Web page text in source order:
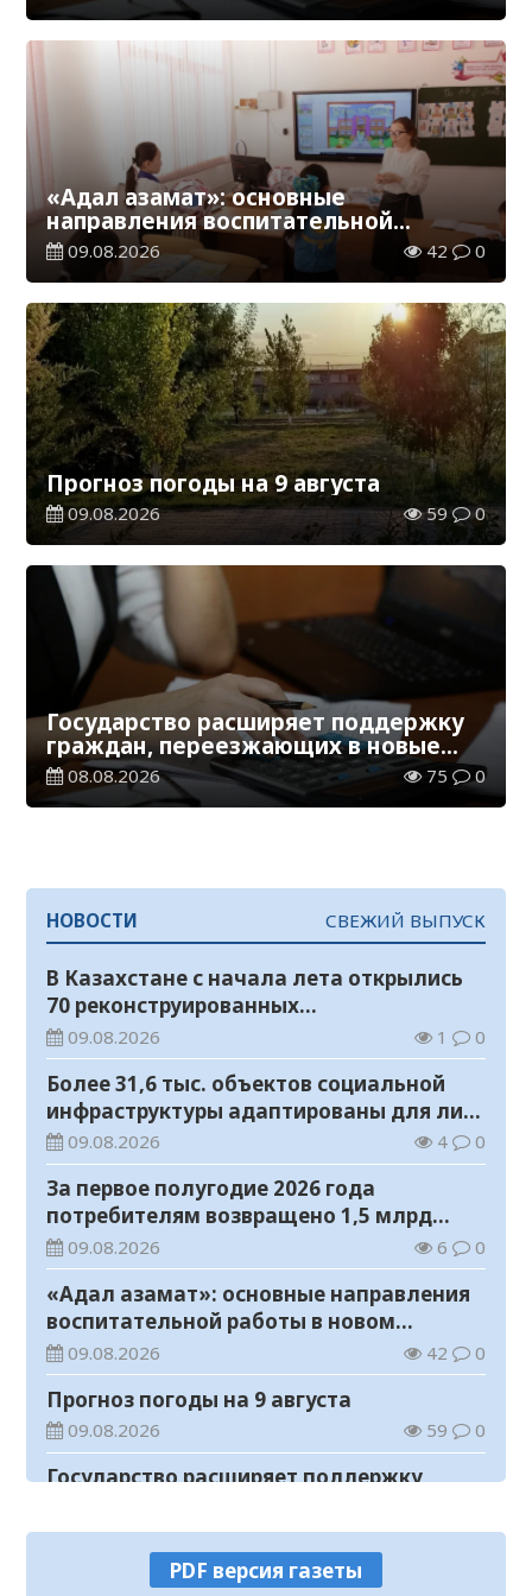
«Адал азамат»: основные
направления воспитательной
работы в новом учебном году
09.08.2026 42 0
Прогноз погоды на 9 августа
09.08.2026 59 0
Государство расширяет поддержку
граждан, переезжающих в новые
регионы для работы
08.08.2026 75 0
НОВОСТИ СВЕЖИЙ ВЫПУСК
В Казахстане с начала лета открылись
70 реконструированных
железнодорожных вокзалов
09.08.2026 1 0
Более 31,6 тыс. объектов социальной
инфраструктуры адаптированы для лиц
с инвалидностью
09.08.2026 4 0
За первое полугодие 2026 года
потребителям возвращено 1,5 млрд
тенге
09.08.2026 6 0
«Адал азамат»: основные направления
воспитательной работы в новом
учебном году
09.08.2026 42 0
Прогноз погоды на 9 августа
09.08.2026 59 0
Государство расширяет поддержку
регионы для работы
08.08.2026 75 0
Казахстан экспортировал 13,9 млн тонн
PDF версия газеты